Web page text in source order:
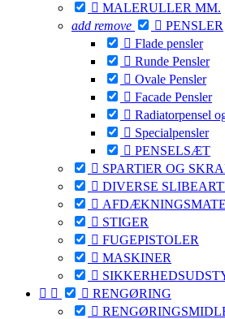
 MALERULLER MM.
add remove  PENSLER
 Flade pensler
 Runde Pensler
 Ovale Pensler
 Facade Pensler
 Radiatorpensel
 Specialpensler
 PENSELSÆT
 SPARTlER OG
 DIVERSE

 STIGER
 FUGEPISTOLER
 MASKINER

   RENGØRING
